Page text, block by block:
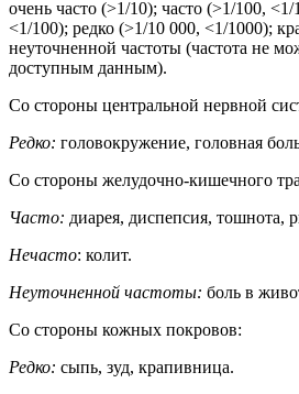
очень часто (>1/10); часто (>1/100,
<1/100); редко (>1/10 000, <1/1000);
неуточненной частоты (частота не
доступным данным).
Со стороны центральной нервной
Редко: головокружение, головная
Со стороны желудочно-кишечного
Часто: диарея, диспепсия, тошнота,
Нечасто: колит.
Неуточненной частоты: боль в
Со стороны кожных покровов:
Редко: сыпь, зуд, крапивница.